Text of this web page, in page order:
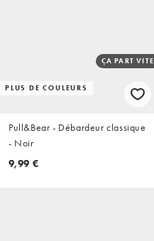
PLUS DE COULEURS
ÇA PART VITE
Pull&Bear - Débardeur classique
- Noir
9,99 €